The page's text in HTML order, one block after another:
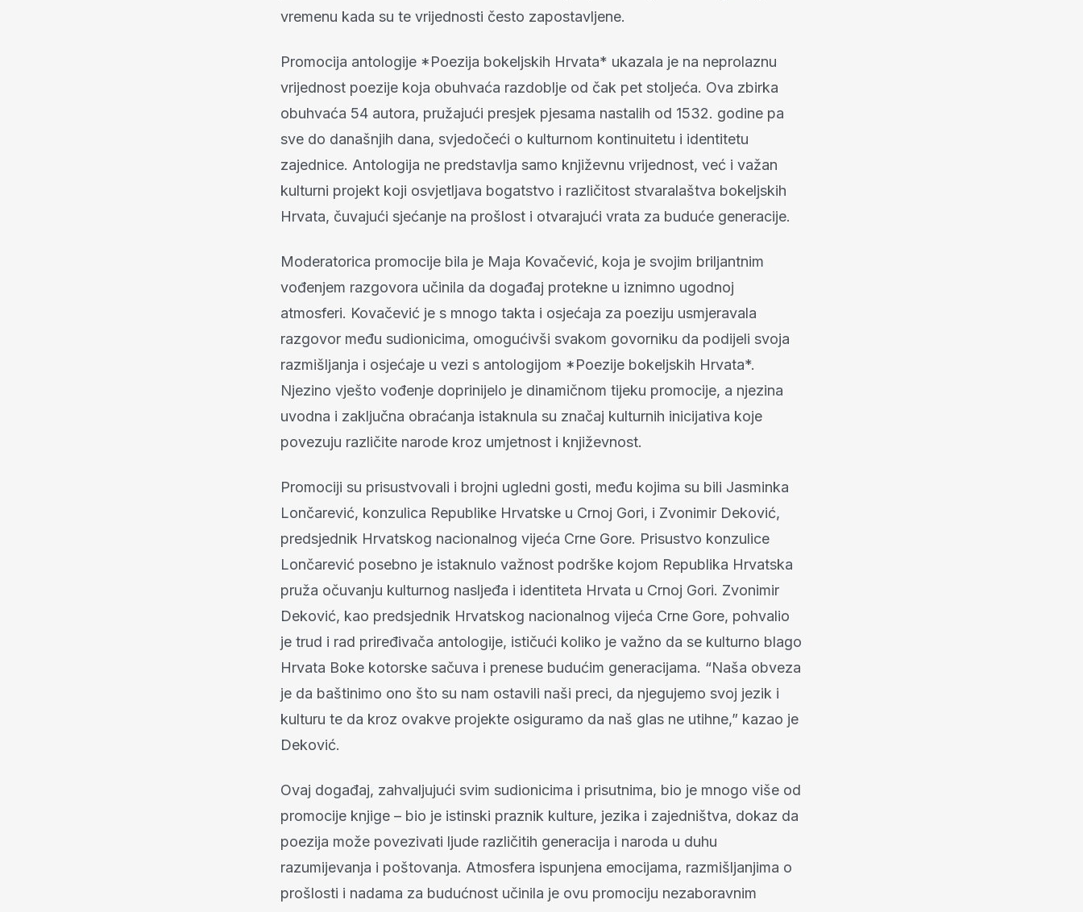
vremenu kada su te vrijednosti često zapostavljene.
Promocija antologije *Poezija bokeljskih Hrvata* ukazala je na neprolaznu
vrijednost poezije koja obuhvaća razdoblje od čak pet stoljeća. Ova zbirka
obuhvaća 54 autora, pružajući presjek pjesama nastalih od 1532. godine pa
sve do današnjih dana, svjedočeći o kulturnom kontinuitetu i identitetu
zajednice. Antologija ne predstavlja samo književnu vrijednost, već i važan
kulturni projekt koji osvjetljava bogatstvo i različitost stvaralaštva bokeljskih
Hrvata, čuvajući sjećanje na prošlost i otvarajući vrata za buduće generacije.
Moderatorica promocije bila je Maja Kovačević, koja je svojim briljantnim
vođenjem razgovora učinila da događaj protekne u iznimno ugodnoj
atmosferi. Kovačević je s mnogo takta i osjećaja za poeziju usmjeravala
razgovor među sudionicima, omogućivši svakom govorniku da podijeli svoja
razmišljanja i osjećaje u vezi s antologijom *Poezije bokeljskih Hrvata*.
Njezino vješto vođenje doprinijelo je dinamičnom tijeku promocije, a njezina
uvodna i zaključna obraćanja istaknula su značaj kulturnih inicijativa koje
povezuju različite narode kroz umjetnost i književnost.
Promociji su prisustvovali i brojni ugledni gosti, među kojima su bili Jasminka
Lončarević, konzulica Republike Hrvatske u Crnoj Gori, i Zvonimir Deković,
predsjednik Hrvatskog nacionalnog vijeća Crne Gore. Prisustvo konzulice
Lončarević posebno je istaknulo važnost podrške kojom Republika Hrvatska
pruža očuvanju kulturnog nasljeđa i identiteta Hrvata u Crnoj Gori. Zvonimir
Deković, kao predsjednik Hrvatskog nacionalnog vijeća Crne Gore, pohvalio
je trud i rad priređivača antologije, ističući koliko je važno da se kulturno blago
Hrvata Boke kotorske sačuva i prenese budućim generacijama. “Naša obveza
je da baštinimo ono što su nam ostavili naši preci, da njegujemo svoj jezik i
kulturu te da kroz ovakve projekte osiguramo da naš glas ne utihne,” kazao je
Deković.
Ovaj događaj, zahvaljujući svim sudionicima i prisutnima, bio je mnogo više od
promocije knjige – bio je istinski praznik kulture, jezika i zajedništva, dokaz da
poezija može povezivati ljude različitih generacija i naroda u duhu
razumijevanja i poštovanja. Atmosfera ispunjena emocijama, razmišljanjima o
prošlosti i nadama za budućnost učinila je ovu promociju nezaboravnim